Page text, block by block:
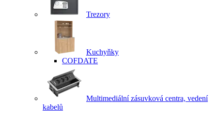
Trezory
Kuchyňky
COFDATE
Multimediální zásuvková centra, vedení
kabelů